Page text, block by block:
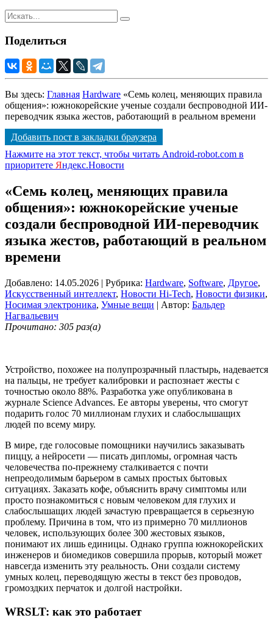
Поделиться
Вы здесь: Главная Hardware «Семь колец, меняющих правила
общения»: южнокорейские ученые создали беспроводной ИИ-
переводчик языка жестов, работающий в реальном времени
Добавить пост в закладки браузера
Нажмите на этот текст, чтобы читать Android-robot.com в
приоритете Яндекс.Новости
«Семь колец, меняющих правила
общения»: южнокорейские ученые
создали беспроводной ИИ-переводчик
языка жестов, работающий в реальном
времени
Добавлено: 14.05.2026 | Рубрика: Hardware, Software, Другое,
Искусственный интеллект, Новости Hi-Tech, Новости физики,
Носимая электроника, Умные вещи | Автор: Бальдер
Нагвальевич
Прочитано: 305 раз(а)
Устройство, похожее на полупрозрачный пластырь, надевается
на пальцы, не требует калибровки и распознает жесты с
точностью около 88%. Разработка уже опубликована в
журнале Science Advances. Ее авторы уверены, что смогут
подарить голос 70 миллионам глухих и слабослышащих
людей по всему миру.
В мире, где голосовые помощники научились заказывать
пиццу, а нейросети — писать дипломы, огромная часть
человечества по-прежнему сталкивается с почти
непреодолимым барьером в самых простых бытовых
ситуациях. Заказать кофе, объяснить врачу симптомы или
просто познакомиться с новым человеком для глухих и
слабослышащих людей зачастую превращается в серьезную
проблему. Причина в том, что из примерно 70 миллионов
человек, использующих более 300 жестовых языков,
понимают их лишь единицы. Однако группа южнокорейских
инженеров и биомедиков совершила прорыв, который может
навсегда изменить эту реальность. Они создали систему
умных колец, переводящую жесты в текст без проводов,
громоздких перчаток и долгой настройки.
WRSLT: как это работает